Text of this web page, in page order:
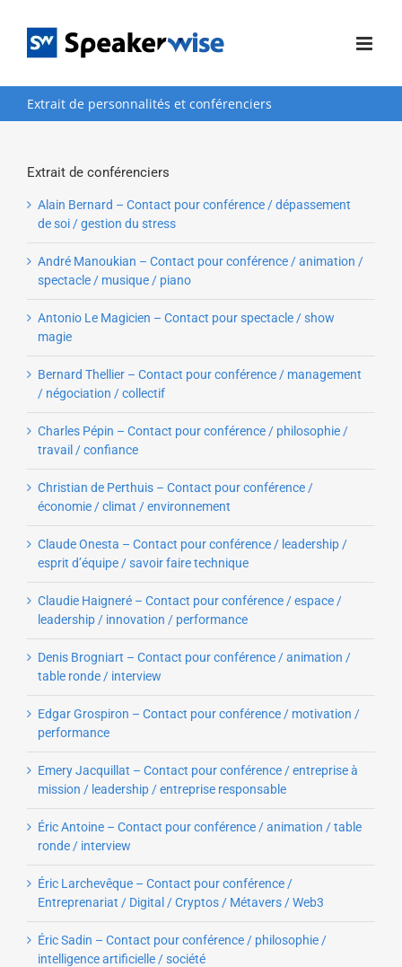
contenu
Extrait de personnalités et conférenciers
Extrait de conférenciers
Alain Bernard – Contact pour conférence / dépassement
de soi / gestion du stress
André Manoukian – Contact pour conférence / animation /
spectacle / musique / piano
Antonio Le Magicien – Contact pour spectacle / show
magie
Bernard Thellier – Contact pour conférence / management
/ négociation / collectif
Charles Pépin – Contact pour conférence / philosophie /
travail / confiance
Christian de Perthuis – Contact pour conférence /
économie / climat / environnement
Claude Onesta – Contact pour conférence / leadership /
esprit d’équipe / savoir faire technique
Claudie Haigneré – Contact pour conférence / espace /
leadership / innovation / performance
Denis Brogniart – Contact pour conférence / animation /
table ronde / interview
Edgar Grospiron – Contact pour conférence / motivation /
performance
Emery Jacquillat – Contact pour conférence / entreprise à
mission / leadership / entreprise responsable
Éric Antoine – Contact pour conférence / animation / table
ronde / interview
Éric Larchevêque – Contact pour conférence /
Entreprenariat / Digital / Cryptos / Métavers / Web3
Éric Sadin – Contact pour conférence / philosophie /
intelligence artificielle / société